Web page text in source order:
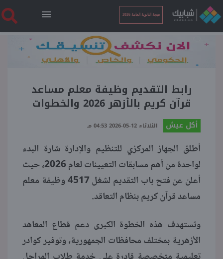
نتيجة الثانوية العامة 2026
الرئيسية
نتيجة الثانوية العامة 2026
فنجان قهوة
بوابة الطلبة
منوعات
رابط التقديم وظيفة معلم مساعد
قرآن كريم بالأزهر 2026 والخطوات
أكل عيش الثلاثاء 12-05-2026 04:53 مـ
أطلق الجهاز المركزي للتنظيم والإدارة شارة البدء
لواحدة من أهم مسابقات التعيينات لعام 2026، حيث
أعلن عن فتح باب التقديم لشغل 4517 وظيفة معلم
مساعد قرآن كريم بنظام التعاقد.
وتستهدف هذه الخطوة الكبرى دعم قطاع المعاهد
الأزهرية بمختلف محافظات الجمهورية، وتوفير كوادر